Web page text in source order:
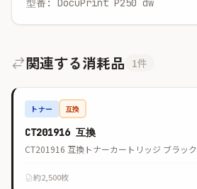
型番: DocuPrint P250 dw
関連する消耗品 1件
トナー 互換
CT201916 互換
CT201916 互換トナーカートリッジ ブラック
約2,500枚